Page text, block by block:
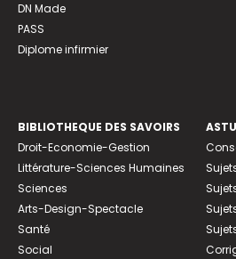
DN Made
PASS
Diplome infirmier
BIBLIOTHEQUE DES SAVOIRS
Droit-Economie-Gestion
Littérature-Sciences Humaines
Sciences
Arts-Design-Spectacle
Santé
Social